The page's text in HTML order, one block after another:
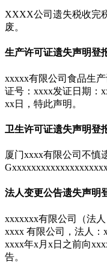
XXXX公司遗失税收完
废。
生产许可证遗失声明登
xxxxx有限公司食品生
证号：xxxx发证日期：
xx日，特此声明。
卫生许可证遗失声明登
厦门xxxx有限公司不慎
法人变更公告遗失声明
xxxxxxx有限公司（法
xxxx 有限公司，法人
xxxx年x月x日之前向
告。